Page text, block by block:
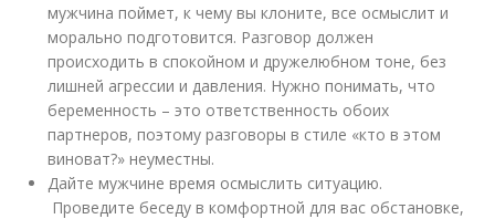
мужчина поймет, к чему вы клоните, все осмыслит и
морально подготовится. Разговор должен
происходить в спокойном и дружелюбном тоне, без
лишней агрессии и давления. Нужно понимать, что
беременность – это ответственность обоих
партнеров, поэтому разговоры в стиле «кто в этом
виноват?» неуместны.
Дайте мужчине время осмыслить ситуацию.
Проведите беседу в комфортной для вас обстановке,